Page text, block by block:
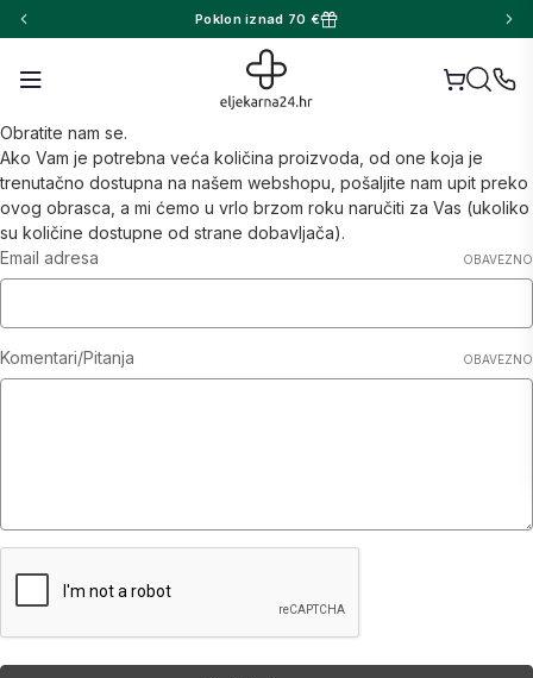
Poklon iznad 70 €
Obratite nam se.
Ako Vam je potrebna veća količina proizvoda, od one koja je
trenutačno dostupna na našem webshopu, pošaljite nam upit preko
ovog obrasca, a mi ćemo u vrlo brzom roku naručiti za Vas (ukoliko
su količine dostupne od strane dobavljača).
Email adresa
OBAVEZNO
Komentari/Pitanja OBAVEZNO